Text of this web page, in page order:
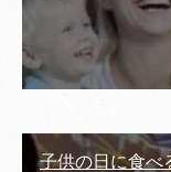
子供の日に食べ